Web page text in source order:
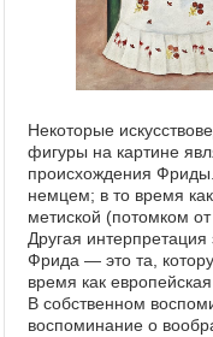
Некоторые
фигуры на картине
происхождения
немцем; в то время
метиской (потомком
Другая интерпретация
Фрида — это та,
время как
В собственном
воспоминание о